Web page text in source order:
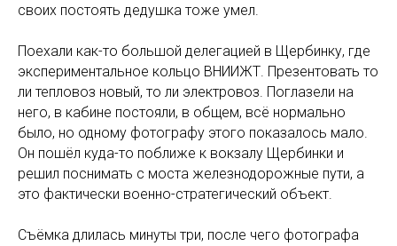
своих постоять дедушка тоже умел.
Поехали как-то большой делегацией в Щербинку, где
экспериментальное кольцо ВНИИЖТ. Презентовать то
ли тепловоз новый, то ли электровоз. Поглазели на
него, в кабине постояли, в общем, всё нормально
было, но одному фотографу этого показалось мало.
Он пошёл куда-то поближе к вокзалу Щербинки и
решил поснимать с моста железнодорожные пути, а
это фактически военно-стратегический объект.
Съёмка длилась минуты три, после чего фотографа